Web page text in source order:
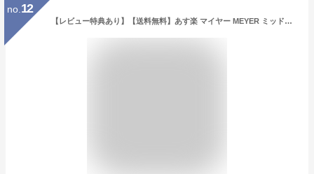
no. 12
【レビュー特典あり】【送料無料】あす楽 マイヤー MEYER ミッドナイト MIDNIGHT フライパン セット IH対応 エッグパン 18cm+深い24cm 卵焼き 卵焼き器 玉子焼き 人気